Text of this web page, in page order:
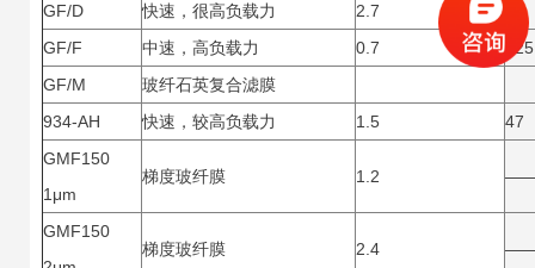
GF/D 快速，很高负载力 2.7
GF/F
中速，高负载力 0.7
325
GF/M
玻纤石英复合滤膜
934-AH
快速，较高负载力 1.5
47
GMF150
1μm
梯度玻纤膜 1.2
GMF150
梯度玻纤膜 2.4